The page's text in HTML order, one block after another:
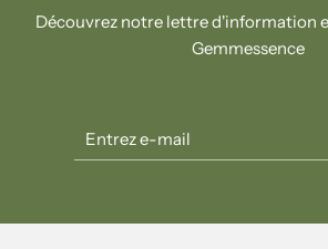
Découvrez notre lettre d'information
Gemmessence